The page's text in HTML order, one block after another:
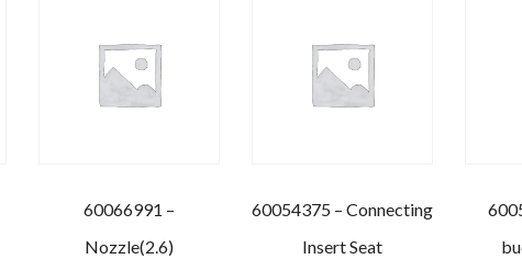
60066991 –
Nozzle(2.6)
60054375 – Connecting
Insert Seat